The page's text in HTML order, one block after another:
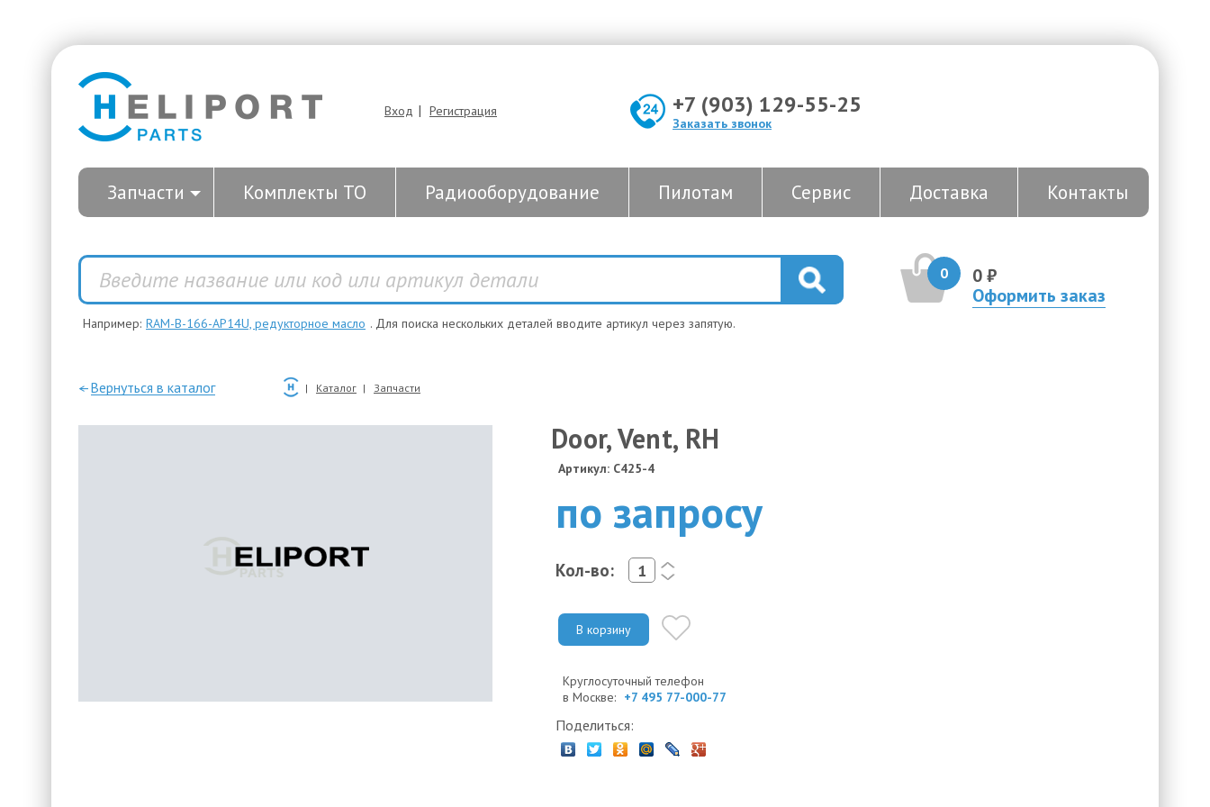
Вход | Регистрация +7 (903) 129-55-25
Заказать звонок
Запчасти Комплекты ТО Радиооборудование Пилотам Сервис Доставка Контакты
0
0 ₽
Оформить заказ
Например: RAM-B-166-AP14U, редукторное масло . Для поиска нескольких деталей вводите артикул через запятую.
—Вернуться в каталог Каталог Запчасти
Door, Vent, RH
Артикул: C425-4
по запросу
Кол-во:
<
>
В корзину
Круглосуточный телефон
в Москве: +7 495 77-000-77
Поделиться: